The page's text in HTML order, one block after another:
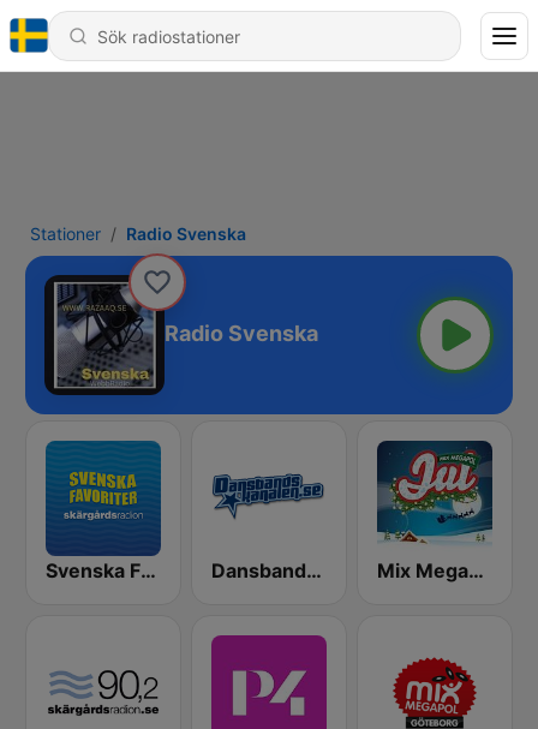
Stationer Radio Svenska
Radio Svenska
Svenska Favoriter Dansbandskanalen Mix Megapol Jul